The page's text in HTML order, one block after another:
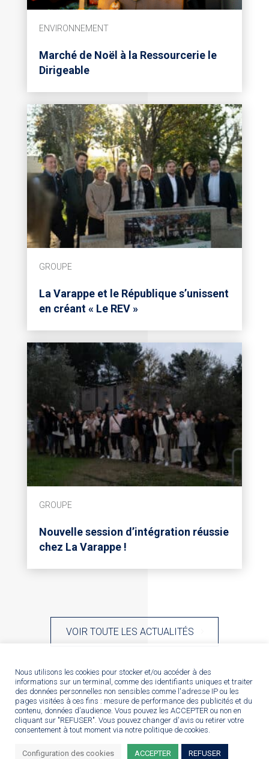
ENVIRONNEMENT
Marché de Noël à la Ressourcerie le
Dirigeable
GROUPE
La Varappe et le République s’unissent
en créant « Le REV »
GROUPE
Nouvelle session d’intégration réussie
chez La Varappe !
VOIR TOUTE LES ACTUALITÉS
Nous utilisons les cookies pour stocker et/ou accéder à des
informations sur un terminal, comme des identifiants uniques et traiter
des données personnelles non sensibles comme l'adresse IP ou les
pages visitées à ces fins : mesure de performance des publicités et du
contenu, données d’audience. Vous pouvez les ACCEPTER ou non en
cliquant sur "REFUSER". Vous pouvez changer d'avis ou retirer votre
consentement à tout moment via notre politique de cookies.
Configuration des cookies ACCEPTER REFUSER